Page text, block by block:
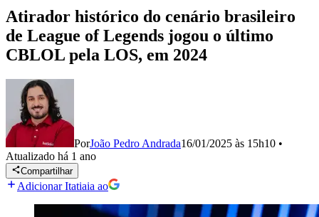
Atirador histórico do cenário brasileiro
de League of Legends jogou o último
CBLOL pela LOS, em 2024
PorJoão Pedro Andrada16/01/2025 às 15h10 •
Atualizado há 1 ano
Compartilhar
Adicionar Itatiaia ao